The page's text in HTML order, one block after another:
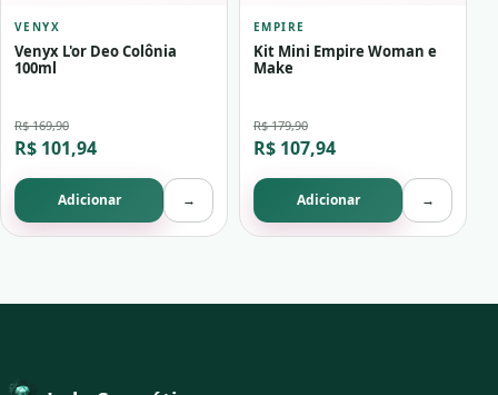
VENYX
Venyx L'or Deo Colônia
100ml
R$ 169,90
R$ 101,94
Adicionar →
EMPIRE
Kit Mini Empire Woman e
Make
R$ 179,90
R$ 107,94
Adicionar →